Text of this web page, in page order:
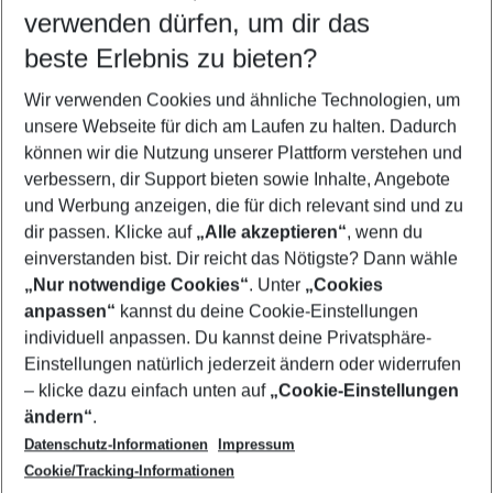
Wähle deinen Reisezeitraum
5-8 Nächte
2 Erwachsene Keine Kinder
Mehr Filter anzeigen
Footer
Footer navigation
Über uns
AGB
Bestpreisgarantie
Cookie-Einstellungen ändern
Cookie-Richtlinie
Agenturbetreuung
Barrierefreies Reisen
Folge uns
verwenden dürfen, um dir das
beste Erlebnis zu bieten?
Wir verwenden Cookies und ähnliche Technologien, um
unsere Webseite für dich am Laufen zu halten. Dadurch
können wir die Nutzung unserer Plattform verstehen und
verbessern, dir Support bieten sowie Inhalte, Angebote
und Werbung anzeigen, die für dich relevant sind und zu
dir passen. Klicke auf „Alle akzeptieren“, wenn du
einverstanden bist. Dir reicht das Nötigste? Dann wähle
„Nur notwendige Cookies“. Unter „Cookies
anpassen“ kannst du deine Cookie-Einstellungen
individuell anpassen. Du kannst deine Privatsphäre-
Einstellungen natürlich jederzeit ändern oder widerrufen
– klicke dazu einfach unten auf „Cookie-Einstellungen
ändern“.
Datenschutz-Informationen
Impressum
Cookie/Tracking-Informationen